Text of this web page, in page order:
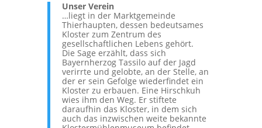
Unser Verein
…liegt in der Marktgemeinde
Thierhaupten, dessen bedeutsames
Kloster zum Zentrum des
gesellschaftlichen Lebens gehört.
Die Sage erzählt, dass sich
Bayernherzog Tassilo auf der Jagd
verirrte und gelobte, an der Stelle, an
der er sein Gefolge wiederfindet ein
Kloster zu erbauen. Eine Hirschkuh
wies ihm den Weg. Er stiftete
daraufhin das Kloster, in dem sich
auch das inzwischen weite bekannte